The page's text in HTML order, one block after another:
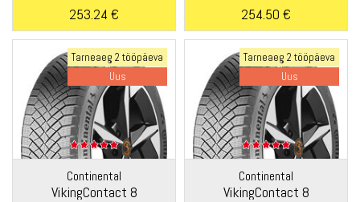
253.24 € 254.50 €
Tarneaeg 2 tööpäeva
Uus
Continental
VikingContact 8
Tarneaeg 2 tööpäeva
Uus
Continental
VikingContact 8